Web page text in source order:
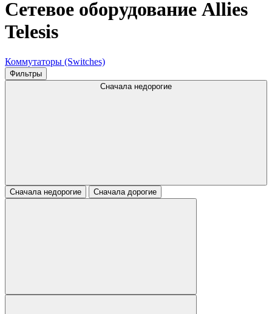
Сетевое оборудование Allies
Telesis
Коммутаторы (Switches)
Фильтры
Сначала недорогие
Сначала недорогие Сначала дорогие